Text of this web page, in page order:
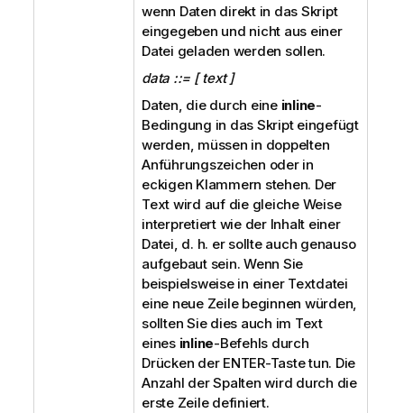
wenn Daten direkt in das Skript
eingegeben und nicht aus einer
Datei geladen werden sollen.
data ::= [ text ]
Daten, die durch eine inline-
Bedingung in das Skript eingefügt
werden, müssen in doppelten
Anführungszeichen oder in
eckigen Klammern stehen. Der
Text wird auf die gleiche Weise
interpretiert wie der Inhalt einer
Datei, d. h. er sollte auch genauso
aufgebaut sein. Wenn Sie
beispielsweise in einer Textdatei
eine neue Zeile beginnen würden,
sollten Sie dies auch im Text
eines inline-Befehls durch
Drücken der ENTER-Taste tun. Die
Anzahl der Spalten wird durch die
erste Zeile definiert.